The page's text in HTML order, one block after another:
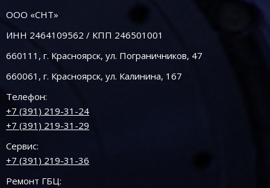
ООО «СНТ»
ИНН 2464109562 / КПП 246501001
660111, г. Красноярск, ул. Пограничников, 47
660061, г. Красноярск, ул. Калинина, 167
Телефон:
+7 (391) 219-31-24
+7 (391) 219-31-29
Сервис:
+7 (391) 219-31-36
Ремонт ГБЦ: